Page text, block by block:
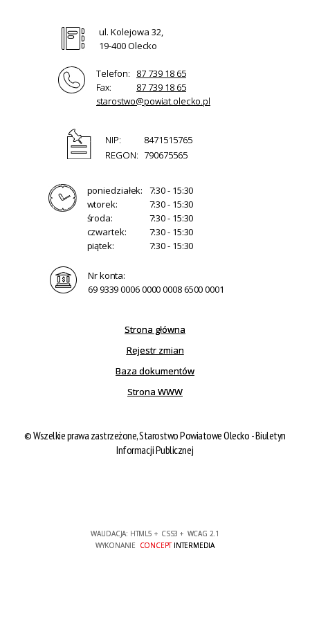
ul. Kolejowa 32,
19-400 Olecko
Telefon:
87 739 18 65
Fax:
87 739 18 65
starostwo@powiat.olecko.pl
NIP:
8471515765
REGON: 790675565
poniedziałek:
7:30 - 15:30
wtorek:
7:30 - 15:30
środa:
7:30 - 15:30
czwartek:
7:30 - 15:30
piątek:
7:30 - 15:30
Nr konta:
69 9339 0006 0000 0008 6500 0001
Strona główna
Rejestr zmian
Baza dokumentów
Strona WWW
©Wszelkie prawa zastrzeżone, Starostwo Powiatowe Olecko - Biuletyn
Informacji Publicznej
WALIDACJA: HTML5 + CSS3 + WCAG 2.1
WYKONANIE CONCEPTINTERMEDIA